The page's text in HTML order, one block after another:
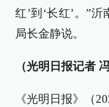
红’到‘长红’。”
局长金静说。
（光明日报记者
《光明日报》（